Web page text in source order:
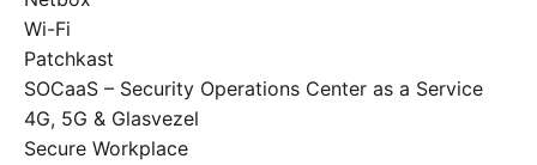
Wi-Fi
Patchkast
SOCaaS – Security Operations Center as a Service
4G, 5G & Glasvezel
Secure Workplace